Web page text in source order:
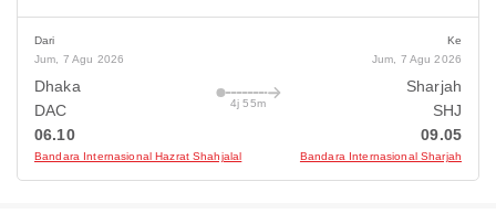
Dari
Jum, 7 Agu 2026
Dhaka
DAC
06.10
Bandara Internasional Hazrat Shahjalal
4j 55m
Ke
Jum, 7 Agu 2026
Sharjah
SHJ
09.05
Bandara Internasional Sharjah